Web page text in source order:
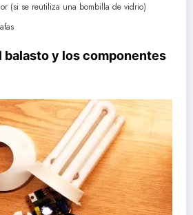
(si se reutiliza una bombilla de vidrio)
balasto y los componentes